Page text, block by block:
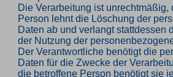
Die Verarbeitung ist unrechtmäßig,
Person lehnt die Löschung der
Daten ab und verlangt stattdessen
der Nutzung der
Der Verantwortliche benötigt die
Daten für die Zwecke der
die betroffene Person benötigt sie